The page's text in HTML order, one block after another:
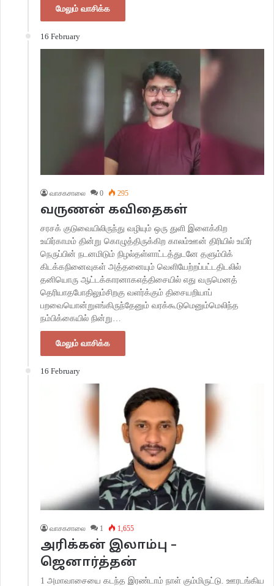
மேலும் வாசிக்க
16 February
வாசகசாலை 0 295
வருணன் கவிதைகள்
சரசக் குடுவையிலிருந்து வழியும் ஒரு துளி இளைக்கிற
உயிர்காமம் தின்று கொழுத்திருக்கிற காலம்ஊன் திரியில் உயிர்
நெருப்பின் நடனமிடும் நிழல்தள்ளாட்டத்துடனே தளும்பிக்
கிடக்கநினைவுகள் அத்தனையும் வெளியேற்றப்பட்டதிடலில்
தனியொரு ஆட்டக்காரனாகஎத்திசையில் எது வருமெனத்
தெரியாதபோதிலும்சிறகு வளர்க்கும் திசையறியாப்
பறவையொன்றுஎங்கிருந்தேனும் வரக்கூடுமெனும்மெலிந்த
நம்பிக்கையில் நின்று…
மேலும் வாசிக்க
16 February
வாசகசாலை 1 1,655
அரிக்கன் இலாம்பு –
ஜெனார்த்தன்
1 அமாவாசையை கடந்த இரண்டாம் நாள் கும்மிருட்டு. ஊரடங்கிய